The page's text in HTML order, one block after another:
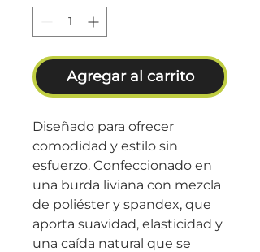
Agregar al carrito
Diseñado para ofrecer
comodidad y estilo sin
esfuerzo. Confeccionado en
una burda liviana con mezcla
de poliéster y spandex, que
aporta suavidad, elasticidad y
una caída natural que se